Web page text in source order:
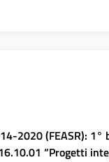
2020 (FEASR):
“Progetti